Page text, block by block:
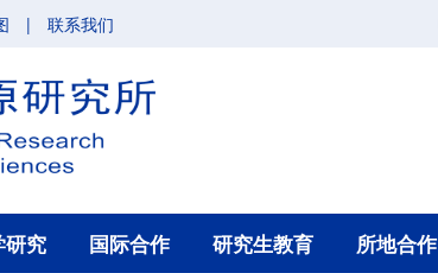
| 联系我们
研究 国际合作 研究生教育 所地合作